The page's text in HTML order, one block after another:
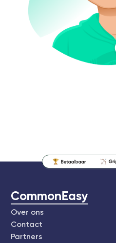
CommonEasy
Over ons
Contact
Partners